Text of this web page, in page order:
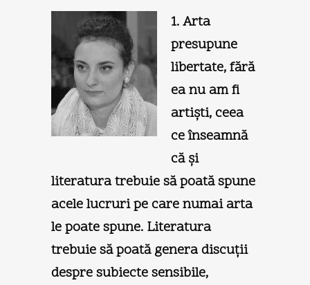
1. Arta
presupune
libertate, fără
ea nu am fi
artişti, ceea
ce înseamnă
că şi
literatura trebuie să poată spune
acele lucruri pe care numai arta
le poate spune. Literatura
trebuie să poată genera discuţii
despre subiecte sensibile,